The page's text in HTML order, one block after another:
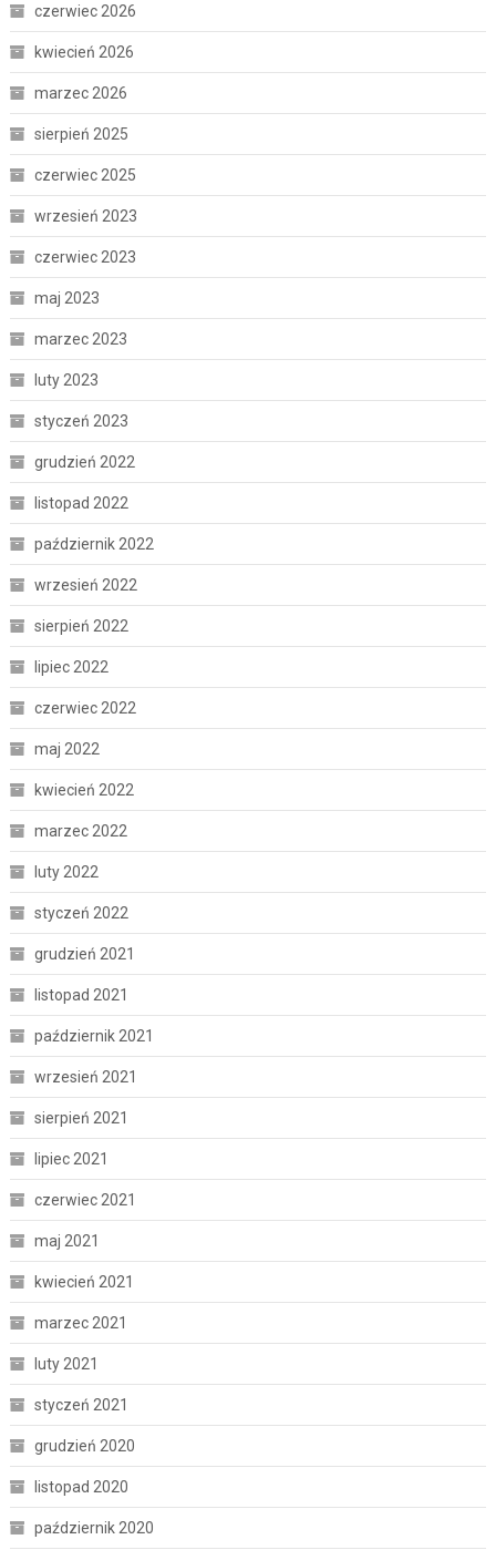
czerwiec 2026
kwiecień 2026
marzec 2026
sierpień 2025
czerwiec 2025
wrzesień 2023
czerwiec 2023
maj 2023
marzec 2023
luty 2023
styczeń 2023
grudzień 2022
listopad 2022
październik 2022
wrzesień 2022
sierpień 2022
lipiec 2022
czerwiec 2022
maj 2022
kwiecień 2022
marzec 2022
luty 2022
styczeń 2022
grudzień 2021
listopad 2021
październik 2021
wrzesień 2021
sierpień 2021
lipiec 2021
czerwiec 2021
maj 2021
kwiecień 2021
marzec 2021
luty 2021
styczeń 2021
grudzień 2020
listopad 2020
październik 2020